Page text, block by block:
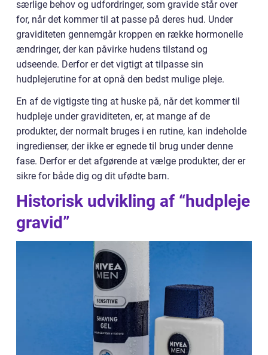
særlige behov og udfordringer, som gravide står over
for, når det kommer til at passe på deres hud. Under
graviditeten gennemgår kroppen en række hormonelle
ændringer, der kan påvirke hudens tilstand og
udseende. Derfor er det vigtigt at tilpasse sin
hudplejerutine for at opnå den bedst mulige pleje.
En af de vigtigste ting at huske på, når det kommer til
hudpleje under graviditeten, er, at mange af de
produkter, der normalt bruges i en rutine, kan indeholde
ingredienser, der ikke er egnede til brug under denne
fase. Derfor er det afgørende at vælge produkter, der er
sikre for både dig og dit ufødte barn.
Historisk udvikling af “hudpleje
gravid”